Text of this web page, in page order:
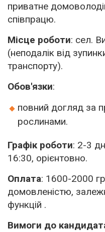
приватне
співпрацю.
Місце роботи: сел.
(неподалік від
транспорту).
Обов'язки:
повний догляд за
рослинами.
Графік роботи: 2-3
16:30, орієнтовно.
Оплата: 1600-2000
домовленістю,
функцій .
Вимоги до